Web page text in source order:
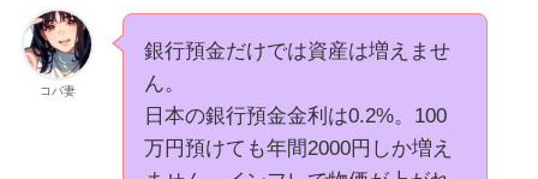
コバ妻
銀行預金だけでは資産は増えませ
ん。
日本の銀行預金金利は0.2%。100
万円預けても年間2000円しか増え